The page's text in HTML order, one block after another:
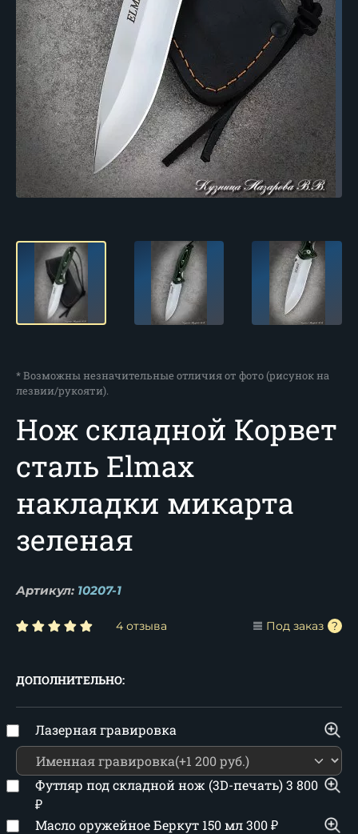
* Возможны незначительные отличия от фото (рисунок на
лезвии/рукояти).
Нож складной Корвет
сталь Elmax
накладки микарта
зеленая
Артикул: 10207-1
4 отзыва Под заказ
ДОПОЛНИТЕЛЬНО:
Лазерная гравировка
Футляр под складной нож (3D-печать)3 800
₽
Масло оружейное Беркут 150 мл300₽